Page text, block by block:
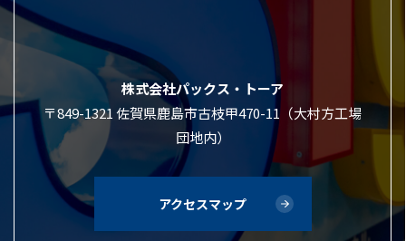
株式会社パックス・トーア
〒849-1321 佐賀県鹿島市古枝甲470-11（大村方工場
団地内）
アクセスマップ